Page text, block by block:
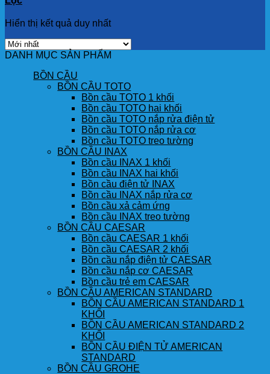
Hiển thị kết quả duy nhất
DANH MỤC SẢN PHẨM
BỒN CẦU
BỒN CẦU TOTO
Bồn cầu TOTO 1 khối
Bồn cầu TOTO hai khối
Bồn cầu TOTO nắp rửa điện tử
Bồn cầu TOTO nắp rửa cơ
Bồn cầu TOTO treo tường
BỒN CẦU INAX
Bồn cầu INAX 1 khối
Bồn cầu INAX hai khối
Bồn cầu điện tử INAX
Bồn cầu INAX nắp rửa cơ
Bồn cầu xả cảm ứng
Bồn cầu INAX treo tường
BỒN CẦU CAESAR
Bồn cầu CAESAR 1 khối
Bồn cầu CAESAR 2 khối
Bồn cầu nắp điện tử CAESAR
Bồn cầu nắp cơ CAESAR
Bồn cầu trẻ em CAESAR
BỒN CẦU AMERICAN STANDARD
BỒN CẦU AMERICAN STANDARD 1
KHỐI
BỒN CẦU AMERICAN STANDARD 2
KHỐI
BỒN CẦU ĐIỆN TỬ AMERICAN
STANDARD
BỒN CẦU GROHE